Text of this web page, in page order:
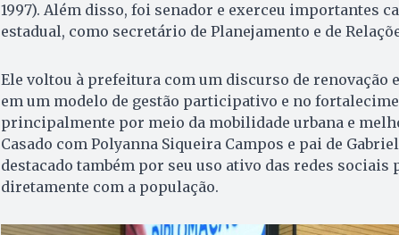
1997). Além disso, foi senador e exerceu importantes
estadual, como secretário de Planejamento e de
Ele voltou à prefeitura com um discurso de renovação
em um modelo de gestão participativo e no
principalmente por meio da mobilidade urbana e
Casado com Polyanna Siqueira Campos e pai de
destacado também por seu uso ativo das redes sociais
diretamente com a população.